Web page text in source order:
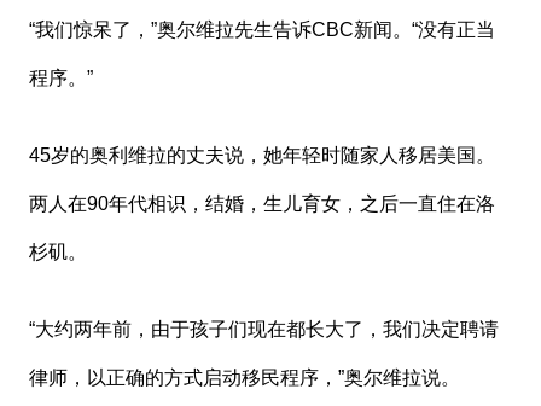
“我们惊呆了，”奥尔维拉先生告诉CBC新闻。“没有正当
程序。”
45岁的奥利维拉的丈夫说，她年轻时随家人移居美国。
两人在90年代相识，结婚，生儿育女，之后一直住在洛
杉矶。
“大约两年前，由于孩子们现在都长大了，我们决定聘请
律师，以正确的方式启动移民程序，”奥尔维拉说。